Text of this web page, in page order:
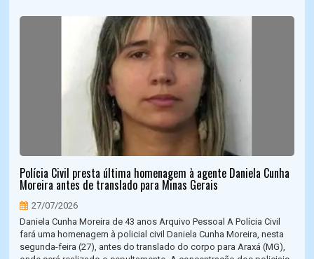
Polícia Civil presta última homenagem à agente Daniela Cunha
Moreira antes de translado para Minas Gerais
27/07/2026
Daniela Cunha Moreira de 43 anos Arquivo Pessoal A Polícia Civil
fará uma homenagem à policial civil Daniela Cunha Moreira, nesta
segunda-feira (27), antes do translado do corpo para Araxá (MG),